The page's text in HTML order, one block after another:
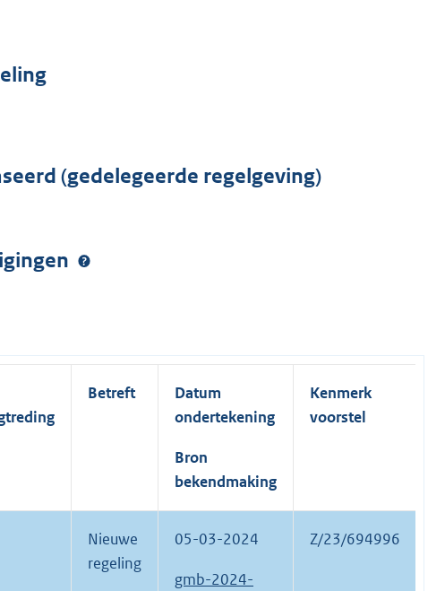
(gedelegeerde regelgeving)
Betreft
Datum
ondertekening
Bron
bekendmaking
Kenmerk
voorstel
Nieuwe
regeling
05-03-2024
gmb-2024-
Z/23/694996